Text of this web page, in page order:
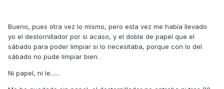
Bueno, pues otra vez lo mismo, pero esta vez me había llevado
yo el destornillador por si acaso, y el doble de papel que el
sábado para poder limpiar si lo necesitaba, porque con lo del
sábado no pude limpiar bien.
Ni papel, ni le......